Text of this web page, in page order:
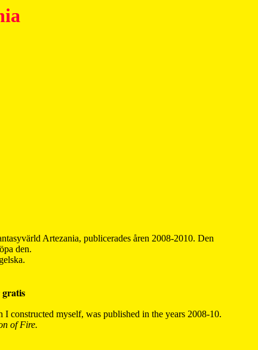
Artezania, publicerades åren 2008-2010. Den
den.
gratis
myself, was published in the years 2008-10.
of Fire.